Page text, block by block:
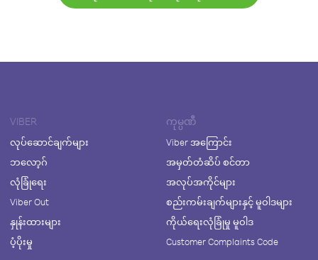
VIBER
လုပ်ဆောင်ချက်များ
ဘလော့ဂ်
လုံခြုံရေး
Viber Out
နှုန်းထားများ
ပံ့ပိုးမှု
ကုမ္ပဏီ
Viber အကြောင်း
အမှတ်တံဆိပ် စင်တာ
အလုပ်အကိုင်များ
စည်းကမ်းချက်များနှင့် မူဝါဒများ
ကိုယ်ရေးလုံခြုံမှု မူဝါဒ
Customer Complaints Code